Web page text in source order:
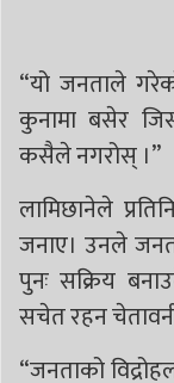
“यो जनताले
कुनामा बसेर
कसैले नगरोस् ।”
लामिछानेले
जनाए। उनले
पुनः सक्रिय
सचेत रहन
“जनताको